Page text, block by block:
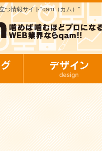
つ情報サイト“qam（カム）”